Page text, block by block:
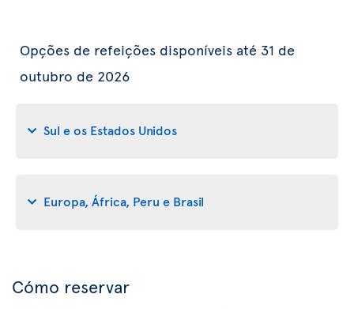
Opções de refeições disponíveis até 31 de
outubro de 2026
Sul e os Estados Unidos
Europa, África, Peru e Brasil
Cómo reservar